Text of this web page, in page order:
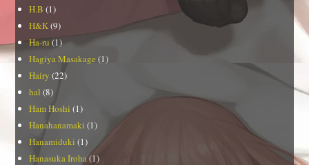
H.B (1)
H&K(9)
Ha-ru (1)
Hagiya Masakage (1)
Hairy (22)
hal (8)
Ham Hoshi (1)
Hanahanamaki (1)
Hanamiduki (1)
Hanasuka Iroha(1)